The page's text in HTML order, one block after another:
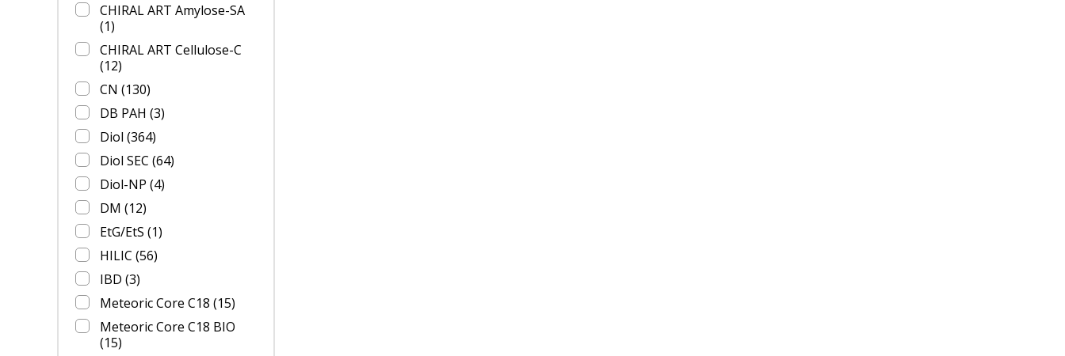
CHIRAL ART Amylose-SA
(1)
CHIRAL ART Cellulose-C
(12)
CN (130)
DB PAH (3)
Diol (364)
Diol SEC (64)
Diol-NP (4)
DM (12)
EtG/EtS (1)
HILIC (56)
IBD (3)
Meteoric Core C18 (15)
Meteoric Core C18 BIO
(15)